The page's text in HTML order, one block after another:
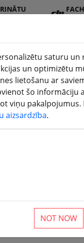
Propeller
is
ri
DJI
1 Pieejams
saturu un
un optimizētu
lietošanu ar
šo informāciju
viņu
aizsardzība.
NOT NOW